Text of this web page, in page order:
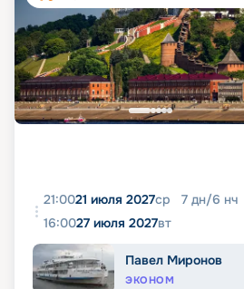
21:0021 июля 2027ср 7 дн/6 нч
16:0027 июля 2027вт
Павел Миронов
ЭКОНОМ